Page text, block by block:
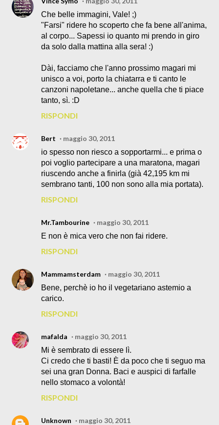
Che belle immagini, Vale! ;)
"Farsi" ridere ho scoperto che fa bene all'anima,
al corpo... Sapessi io quanto mi prendo in giro
da solo dalla mattina alla sera! :)
Dài, facciamo che l'anno prossimo magari mi
unisco a voi, porto la chiatarra e ti canto le
canzoni napoletane... anche quella che ti piace
tanto, sì. :D
RISPONDI
Bert
maggio 30, 2011
io spesso non riesco a sopportarmi... e prima o
poi voglio partecipare a una maratona, magari
riuscendo anche a finirla (già 42,195 km mi
sembrano tanti, 100 non sono alla mia portata).
RISPONDI
Mr.Tambourine
maggio 30, 2011
E non è mica vero che non fai ridere.
RISPONDI
Mammamsterdam
maggio 30, 2011
Bene, perchè io ho il vegetariano astemio a
carico.
RISPONDI
mafalda
maggio 30, 2011
Mi è sembrato di essere lì.
Ci credo che ti basti! È da poco che ti seguo ma
sei una gran Donna. Baci e auspici di farfalle
nello stomaco a volontà!
RISPONDI
Unknown
maggio 30, 2011